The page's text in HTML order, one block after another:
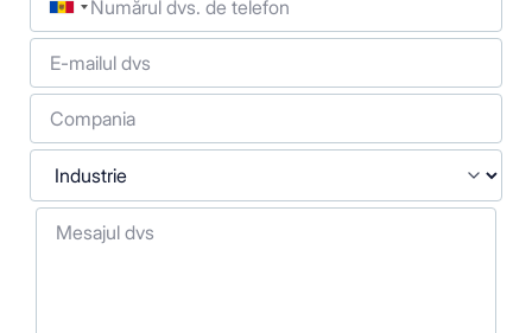
E-mailul dvs
Compania
Industrie
Mesajul dvs